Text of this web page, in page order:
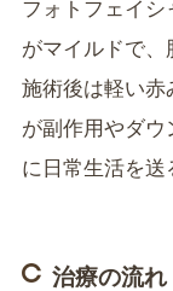
フォトフェイ
がマイルドで、
施術後は軽い赤
が副作用やダウ
に日常生活を送
治療の流れ